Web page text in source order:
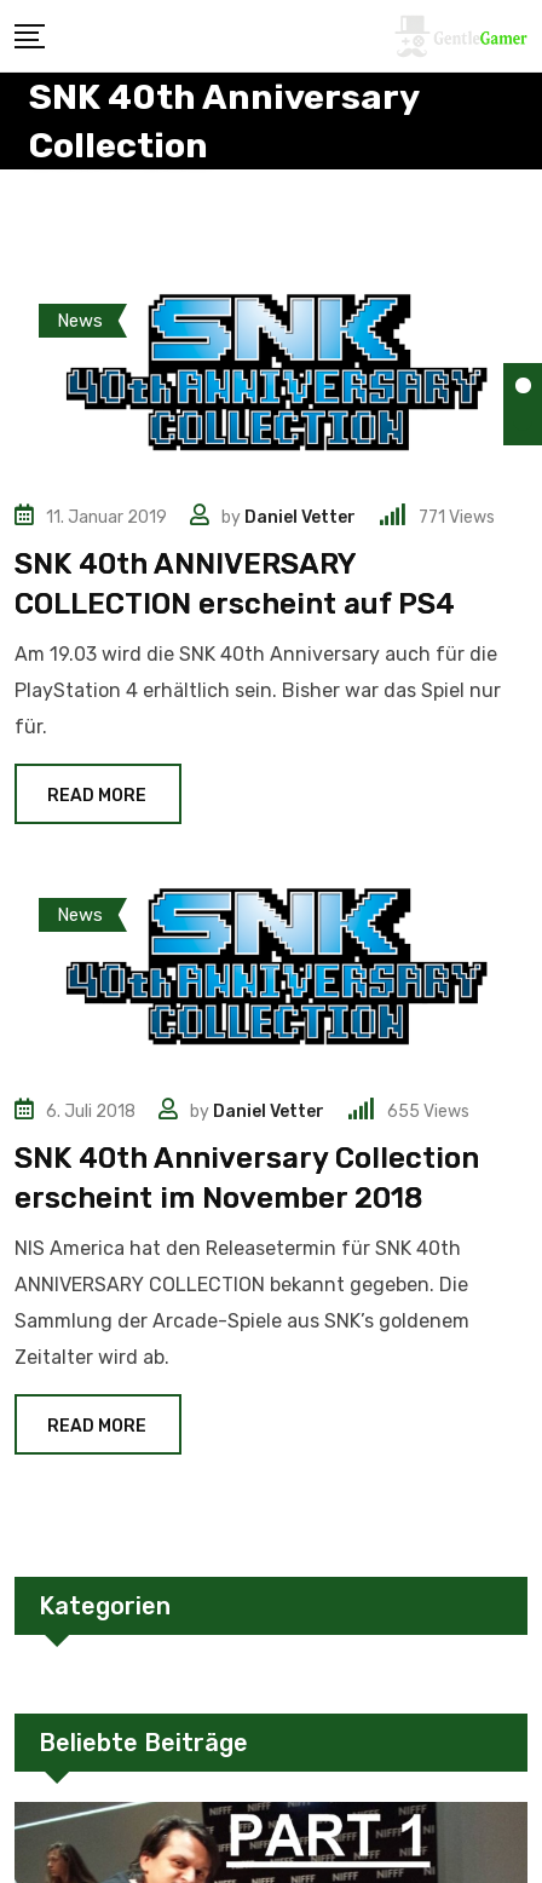
SNK 40th Anniversary
Collection
News
11. Januar 2019 by Daniel Vetter 771 Views
SNK 40th ANNIVERSARY
COLLECTION erscheint auf PS4
Am 19.03 wird die SNK 40th Anniversary auch für die
PlayStation 4 erhältlich sein. Bisher war das Spiel nur
für.
READ MORE
News
6. Juli 2018 by Daniel Vetter 655 Views
SNK 40th Anniversary Collection
erscheint im November 2018
NIS America hat den Releasetermin für SNK 40th
ANNIVERSARY COLLECTION bekannt gegeben. Die
Sammlung der Arcade-Spiele aus SNK’s goldenem
Zeitalter wird ab.
READ MORE
Kategorien
Beliebte Beiträge